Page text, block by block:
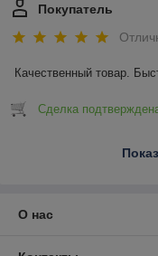
Покупатель
Качественный товар.
Сделка
О нас